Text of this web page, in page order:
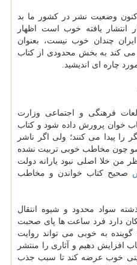
وضعیت نشر در کشور ما بد
انتشار یافته خوب است اظهار
چندان خوب نیست، بعنوان
می کند به بخش محدودی از کتاب
چاره ای اندیشید.
فرهنگی و اجتماعی وزارت
خوان پرورش داده شود و کتاب
را پیدا می کنند؛ ولی اگر ناشر
سو چون مخاطب خوبی تربیت نشده
من خلا اصلی نبود یارانه دولت
صحیح کتاب خواندن و مخاطب
سواد محدود و شیوه انتقال
دارد فرد ساعت ها پای صحبت
به خوبی می تواند روایت
افزایش دهیم و آثاری را منتشر
خوب عرضه کند تا سبب جذب